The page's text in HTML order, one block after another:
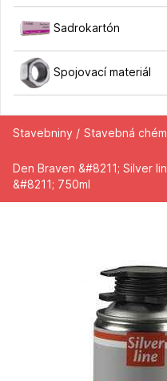
Sadrokartón
Spojovací materiál
Stavebniny / Stavebná
Den Braven &#8211; Silver
&#8211; 750ml